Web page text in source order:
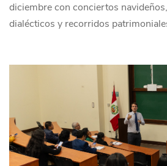
diciembre con conciertos
dialécticos y recorridos